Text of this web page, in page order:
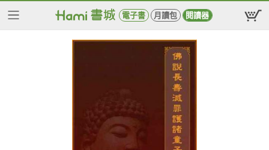
電子書 月讀包 閱讀器